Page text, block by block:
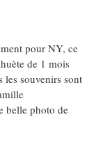
pour NY, ce
de 1 mois
les souvenirs sont
belle photo de